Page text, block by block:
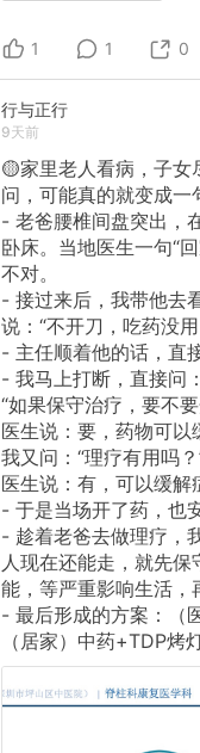
1 1 0
行与正行
9天前
🟡家里老人看病，子
问，可能真的就变成一
- 老爸腰椎间盘突出，
卧床。当地医生一句“
不对。
- 接过来后，我带他去
说：“不开刀，吃药没
- 主任顺着他的话，直
- 我马上打断，直接问：
“如果保守治疗，要不
医生说：要，药物可以
我又问：“理疗有用吗？
医生说：有，可以缓解
- 于是当场开了药，也
- 趁着老爸去做理疗，
人现在还能走，就先
能，等严重影响生活，
- 最后形成的方案：（
（居家）中药+TDP烤